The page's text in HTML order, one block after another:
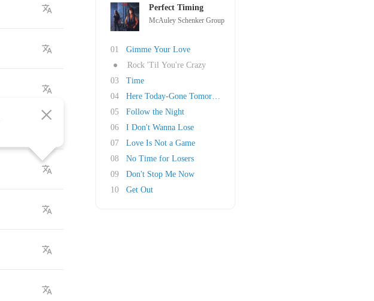
Perfect Timing
McAuley Schenker Group
01
Gimme Your Love
●
Rock 'Til You're Crazy
03
Time
04
Here Today-Gone Tomorrow
05
Follow the Night
06
I Don't Wanna Lose
07
Love Is Not a Game
08
No Time for Losers
09
Don't Stop Me Now
10
Get Out